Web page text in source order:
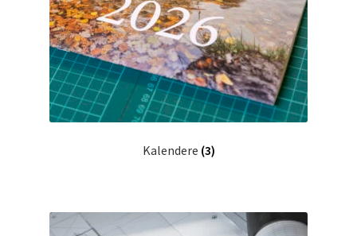
Kalendere (3)